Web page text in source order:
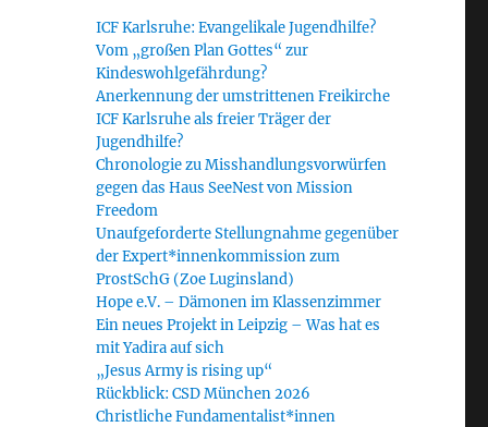
ICF Karlsruhe: Evangelikale Jugendhilfe?
Vom „großen Plan Gottes“ zur
Kindeswohlgefährdung?
Anerkennung der umstrittenen Freikirche
ICF Karlsruhe als freier Träger der
Jugendhilfe?
Chronologie zu Misshandlungsvorwürfen
gegen das Haus SeeNest von Mission
Freedom
Unaufgeforderte Stellungnahme gegenüber
der Expert*innenkommission zum
ProstSchG (Zoe Luginsland)
Hope e.V. – Dämonen im Klassenzimmer
Ein neues Projekt in Leipzig – Was hat es
mit Yadira auf sich
„Jesus Army is rising up“
Rückblick: CSD München 2026
Christliche Fundamentalist*innen